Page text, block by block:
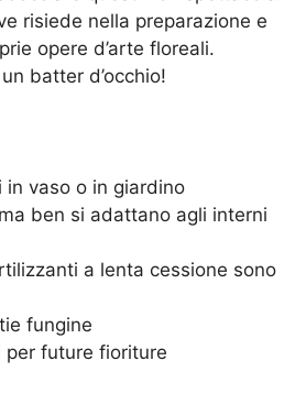
risiede nella preparazione e
opere d’arte floreali.
batter d’occhio!
in vaso o in giardino
ben si adattano agli interni
a lenta cessione sono
fungine
future fioriture